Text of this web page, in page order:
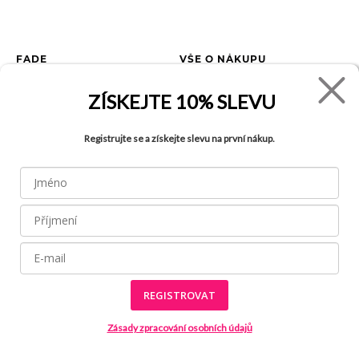
FADE
Blog
VŠE O NÁKUPU
Jak reklamovat zboží
Tabulka velikostí
Recyklace
Všechny práva vyhrazena © 2026
Internetové stránky používajísoubory cookies
ZÍSKEJTE 10% SLEVU
Registrujte se a získejte slevu na první nákup.
REGISTROVAT
Zásady zpracování osobních údajů